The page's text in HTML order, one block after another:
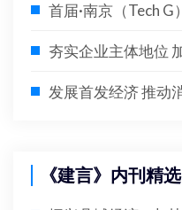
首届·南京（Tech G
夯实企业主体地位
发展首发经济 推动
《建言》内刊精选